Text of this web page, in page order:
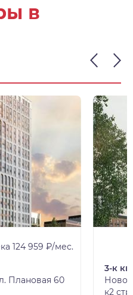
в
124 959 ₽/мес.
Плановая 60
3-к
к2 стр